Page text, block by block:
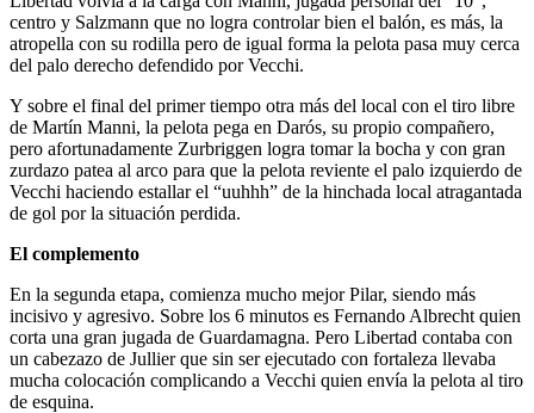
centro y Salzmann que no logra controlar bien el balón, es más, la
atropella con su rodilla pero de igual forma la pelota pasa muy cerca
del palo derecho defendido por Vecchi.
Y sobre el final del primer tiempo otra más del local con el tiro libre
de Martín Manni, la pelota pega en Darós, su propio compañero,
pero afortunadamente Zurbriggen logra tomar la bocha y con gran
zurdazo patea al arco para que la pelota reviente el palo izquierdo de
Vecchi haciendo estallar el “uuhhh” de la hinchada local atragantada
de gol por la situación perdida.
El complemento
En la segunda etapa, comienza mucho mejor Pilar, siendo más
incisivo y agresivo. Sobre los 6 minutos es Fernando Albrecht quien
corta una gran jugada de Guardamagna. Pero Libertad contaba con
un cabezazo de Jullier que sin ser ejecutado con fortaleza llevaba
mucha colocación complicando a Vecchi quien envía la pelota al tiro
de esquina.